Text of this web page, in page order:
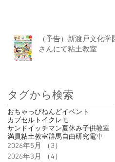
（予告）新渡戸文化学園
さんにて粘土教室
タグから検索
2026年5月 （3）
2026年3月
（4）
おちゃっぴねんどイベント
カプセルトイ クレモ
サンドイッチマン夏休み子供教室
満員粘土教室群馬自由研究電車